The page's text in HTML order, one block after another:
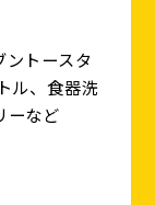
トースタ
ル、食器洗
ーなど